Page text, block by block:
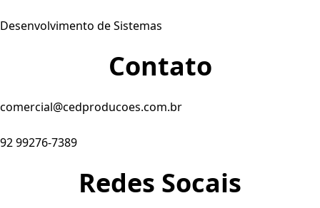
Desenvolvimento de Sistemas
Contato
comercial@cedproducoes.com.br
92 99276-7389
Redes Socais